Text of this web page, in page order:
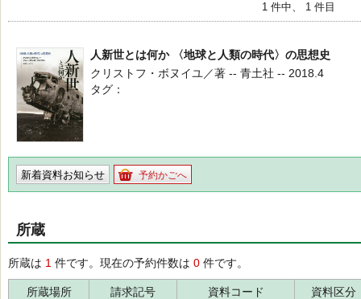
1 件中、 1 件目
人新世とは何か 〈地球と人類の時代〉の思想史
クリストフ・ボヌイユ／著 -- 青土社 -- 2018.4
タグ
新着資料お知らせ 予約かごへ
所蔵
所蔵は 1 件です。現在の予約件数は 0 件です。
所蔵場所 請求記号 資料コード 資料区分